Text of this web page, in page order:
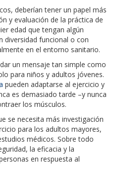
deberían tener un papel más
y evaluación de la práctica de
edad que tengan algún
diversidad funcional o con
en el entorno sanitario.
un mensaje tan simple como
para niños y adultos jóvenes.
pueden adaptarse al ejercicio y
es demasiado tarde –y nunca
los músculos.
se necesita más investigación
para los adultos mayores,
médicos. Sobre todo
la eficacia y la
en respuesta al